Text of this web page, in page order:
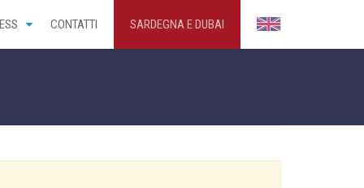
CONTATTI SARDEGNA E DUBAI